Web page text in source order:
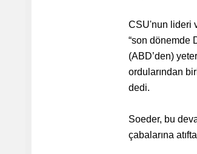
CSU'nun lideri
“son dönemde
(ABD’den)
ordularından
dedi.
Soeder, bu
çabalarına